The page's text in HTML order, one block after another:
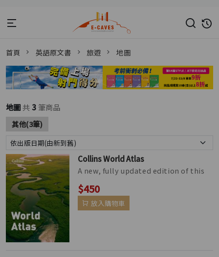
首頁 英語原文書 旅遊 地圖
地圖共 3 筆商品
其他(3筆)
Collins World Atlas
A new, fully updated edition of this
bestselling atlas of the world. Great
value and contains all th...
$450
放入購物車